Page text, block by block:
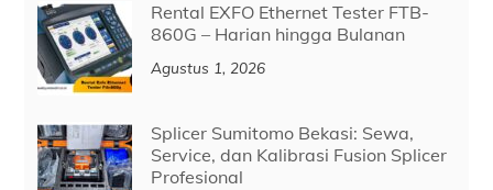
Rental EXFO Ethernet Tester FTB-
860G – Harian hingga Bulanan
Agustus 1, 2026
Splicer Sumitomo Bekasi: Sewa,
Service, dan Kalibrasi Fusion Splicer
Profesional